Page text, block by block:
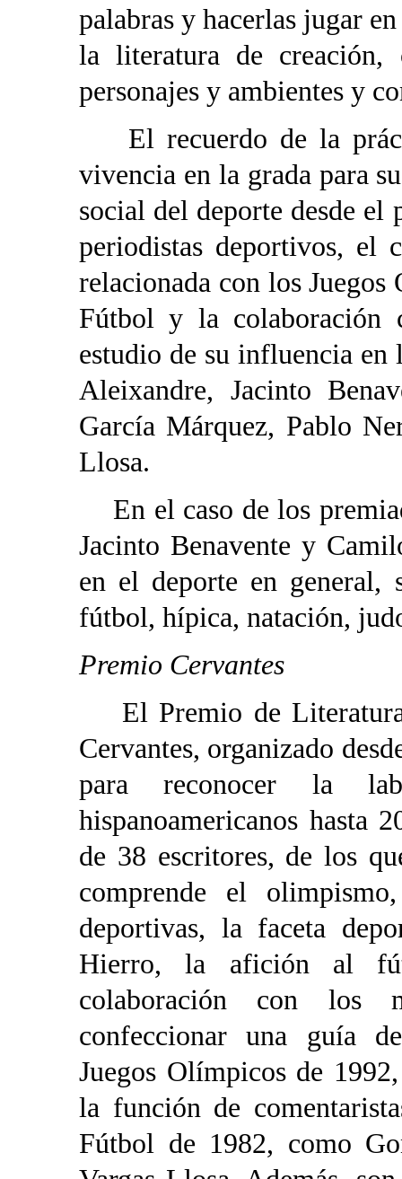
palabras y hacerlas jugar
la literatura de creación,
personajes y ambientes y
El recuerdo de la
vivencia en la grada para
social del deporte desde
periodistas deportivos, el
relacionada con los
Fútbol y la colaboración
estudio de su influencia en
Aleixandre, Jacinto
García Márquez, Pablo
Llosa.
En el caso de los
Jacinto Benavente y
en el deporte en general,
fútbol, hípica, natación,
Premio Cervantes
El Premio de Literatura
Cervantes, organizado
para reconocer la
hispanoamericanos hasta
de 38 escritores, de los
comprende el
deportivas, la faceta
Hierro, la afición al
colaboración con los
confeccionar una guía
Juegos Olímpicos de
la función de
Fútbol de 1982, como